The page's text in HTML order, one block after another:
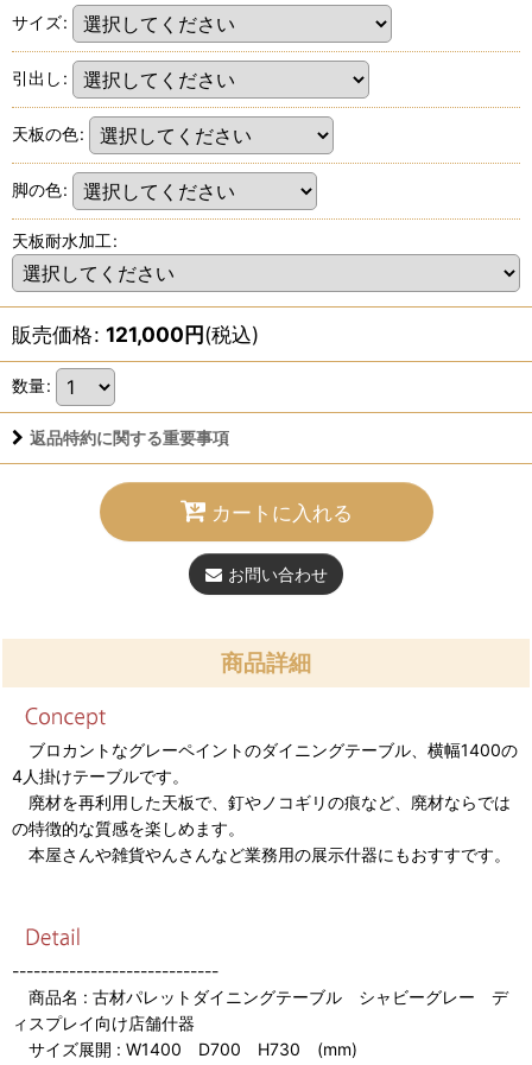
サイズ:
引出し :
天板の色:
脚の色:
天板耐水加工:
販売価格: 121,000円(税込)
数量:
返品特約に関する重要事項
カートに入れる
お問い合わせ
商品詳細
ブロカントなグレーペイントのダイニングテーブル、横幅1400の
4人掛けテーブルです。
廃材を再利用した天板で、釘やノコギリの痕など、廃材ならでは
の特徴的な質感を楽しめます。
本屋さんや雑貨やんさんなど業務用の展示什器にもおすすです。
-----------------------------
商品名 : 古材パレットダイニングテーブル シャビーグレー デ
ィスプレイ向け店舗什器
サイズ展開 : W1400 D700 H730 (mm)